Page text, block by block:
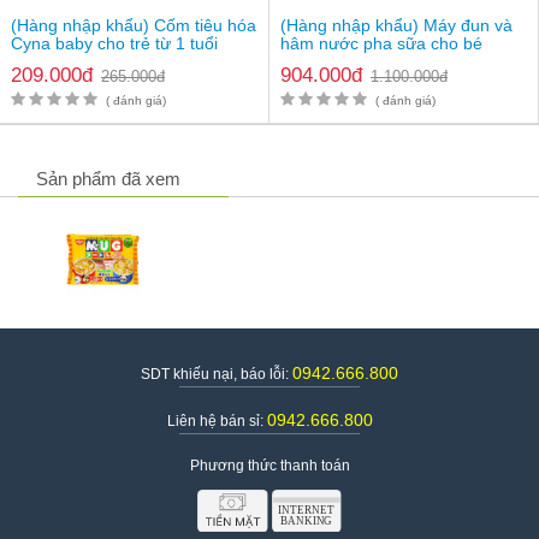
Bổ sung cho bé nguồn dưỡng chất như Canxi, Vitamin và khoáng
Cách nấu mỳ ăn liền Mug Nissin:
(Hàng nhập khẩu) Cốm tiêu hóa
Cyna baby cho trẻ từ 1 tuổi
209.000đ 265.000đ
( đánh giá)
(Hàng nhập khẩu) Máy đun và
hâm nước pha sữa cho bé
FB3110RS
904.000đ 1.100.000đ
( đánh giá)
Sản phẩm đã xem
SDT khiếu nại, báo lỗi: 0942.666.800
Liên hệ bán sỉ: 0942.666.800
Phương thức thanh toán